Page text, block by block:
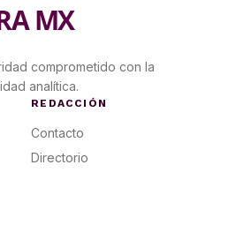
MX
comprometido con la
analítica.
REDACCIÓN
Contacto
Directorio